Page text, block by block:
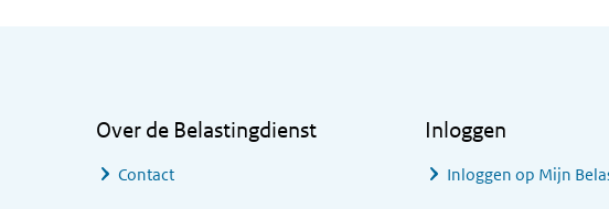
Over de Belastingdienst
Contact
Inloggen
Inloggen op Mijn